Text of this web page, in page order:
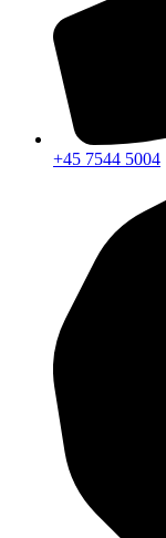
+45 7544 5004